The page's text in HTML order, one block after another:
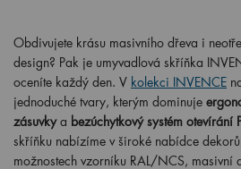
Obdivujete krásu masivního dřeva i
design? Pak je umyvadlová skříňka
oceníte každý den. V kolekci INVENCE
jednoduché tvary, kterým dominuje
zásuvky a bezúchytkový systém otevírání
skříňku nabízíme v široké nabídce
možnostech vzorníku RAL/NCS, masivní